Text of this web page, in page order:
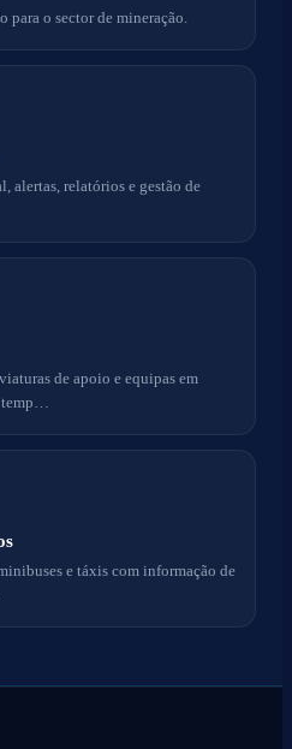
para o sector de mineração.
alertas, relatórios e gestão de
de apoio e equipas em
temp…
e táxis com informação de